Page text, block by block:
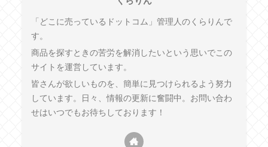
「どこに売っているドットコム」管理人のくらりんで
す。
商品を探すときの苦労を解消したいという思いでこの
サイトを運営しています。
皆さんが欲しいものを、簡単に見つけられるよう努力
しています。日々、情報の更新に奮闘中。お問い合わ
せはいつでもお待ちしております！